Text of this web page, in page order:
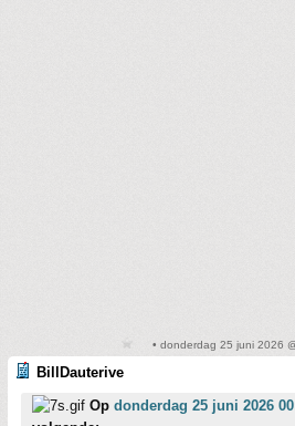
• donderdag 25 juni 2026
BillDauterive
Op donderdag 25 juni 2026